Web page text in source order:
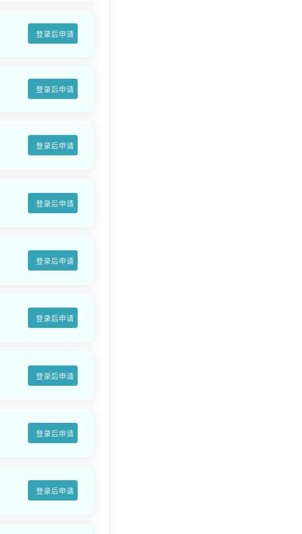
登录后申请
登录后申请
登录后申请
登录后申请
登录后申请
登录后申请
登录后申请
登录后申请
登录后申请